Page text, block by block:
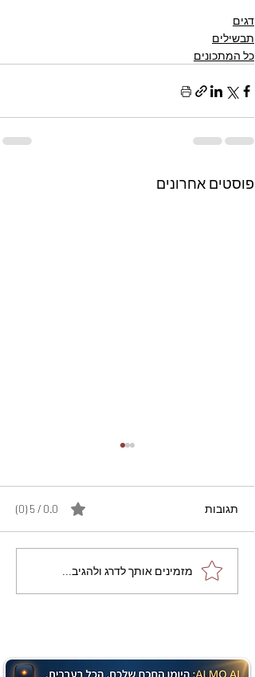
דגים
תבשילים
כל המתכונים
פוסטים אחרונים
מתכון מנצח עוגת מייפל
שוקולד בחושה וקלה - זיוה
תגובות 0.0 / 5 ‏(0)
מזמינים אותך לדרג ולהגיב...